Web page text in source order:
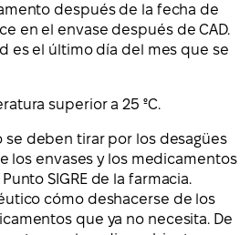
después de la fecha de
en el envase después de CAD.
es el último día del mes que se
superior a 25 ºC.
se deben tirar por los desagües
los envases y los medicamentos
SIGRE de la farmacia.
cómo deshacerse de los
que ya no necesita. De